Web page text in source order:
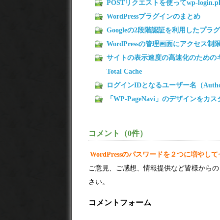
POSTリクエストを使ってwp-
WordPressプラグインのまとめ
Googleの2段階認証を利用したプラ
WordPressの管理画面にアクセス制
サイトの表示速度の高速化のため
Total Cache
ログインIDとなるユーザー名（
「WP-PageNavi」のデザインをカ
コメント（0件）
WordPressのパスワードを２つに増やし
ご意見、ご感想、情報提供など皆様から
さい。
コメントフォーム